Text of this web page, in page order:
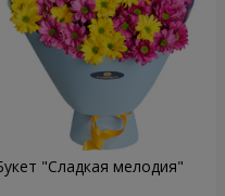
"Сладкая мелодия"